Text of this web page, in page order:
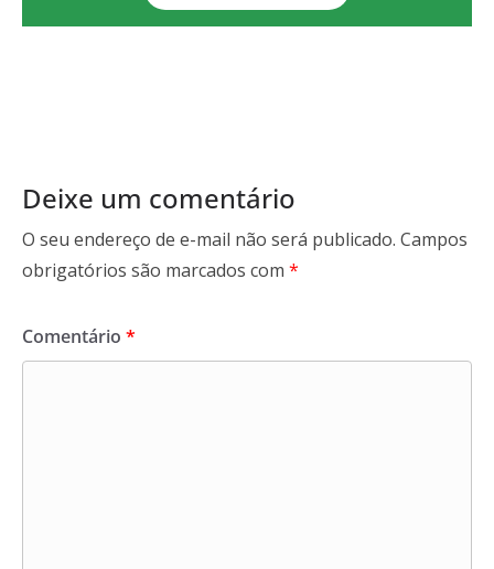
Deixe um comentário
O seu endereço de e-mail não será publicado. Campos
obrigatórios são marcados com *
Comentário *